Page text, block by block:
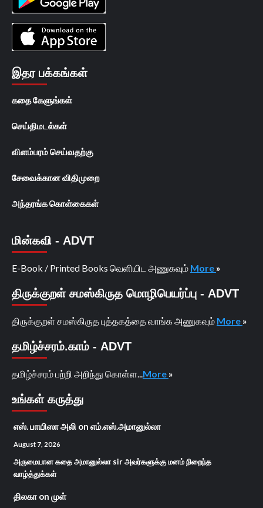
இதர பக்கங்கள்
கதை கேளுங்கள்
செய்திமடல்கள்
விளம்பரம் செய்வதற்கு
சேவைக்கான விதிமுறை
அந்தரங்க கொள்கைகள்
மின்கவி - ADVT
E-Book / Printed Books வெளியிட அணுகவும் More »
திருக்குறள் சமஸ்கிருத மொழிபெயர்ப்பு - ADVT
திருக்குறள் சமஸ்கிருத புத்தகத்தை வாங்க அணுகவும் More »
தமிழ்ச்சரம்.காம் - ADVT
தமிழ்ச்சரம் பற்றி அறிந்து கொள்ள... More »
உங்கள் கருத்து
எஸ். பாயிஸா அலி on எம்.எஸ்.அமானுல்லா
August 7, 2026
அருமையான கதை அமானுல்லா sir அவர்களுக்கு மனம் நிறைந்த
வாழ்த்துக்கள்
திலகா on முள்